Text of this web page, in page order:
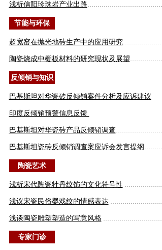
浅析信阳珍珠岩产业出路
节能与环保
超宽窑在抛光地砖生产中的应用研究
陶瓷烧成中棚板材料的研究现状及展望
反倾销与知识
巴基斯坦对华瓷砖反倾销案件分析及应诉建议
印度反倾销预警信息反馈
巴基斯坦对华瓷砖产品反倾销调查
巴基斯坦瓷砖反倾销调查案应诉会发言提纲
陶瓷艺术
浅析宋代陶瓷牡丹纹饰的文化符号性
浅议宋瓷民俗婴戏纹的情感表达
浅谈陶瓷雕塑塑造的写意风格
专家门诊